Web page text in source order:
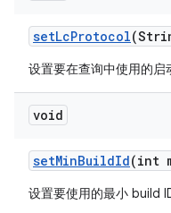
setLcProtocol
设置要在查询中使用的启
void
setMinBuildId(int
设置要使用的最小 build ID